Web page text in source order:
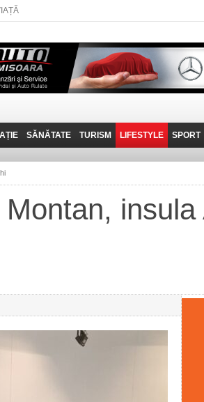
SĂNĂTATE TURISM
PRIN MUNȚII
FANTASTICUL BANAT
LIFESTYLE
POVESTE DE
SPORT